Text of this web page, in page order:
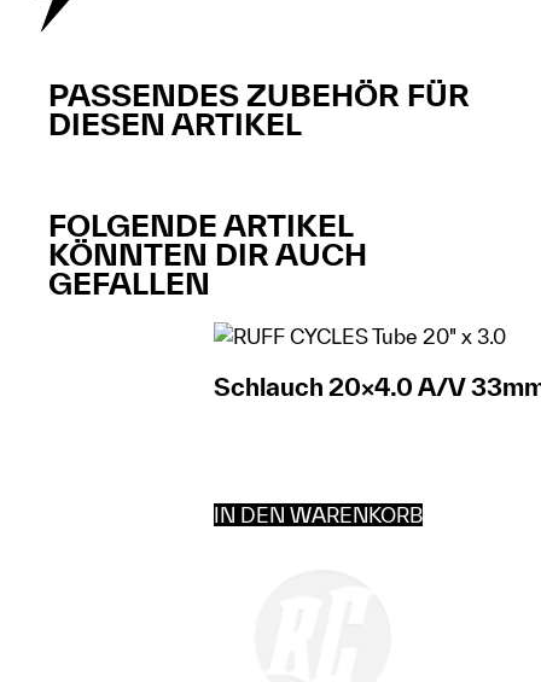
PASSENDES ZUBEHÖR FÜR
DIESEN ARTIKEL
FOLGENDE ARTIKEL
KÖNNTEN DIR AUCH
GEFALLEN​​
Schlauch 20×4.0 A/V
IN DEN WARENKORB